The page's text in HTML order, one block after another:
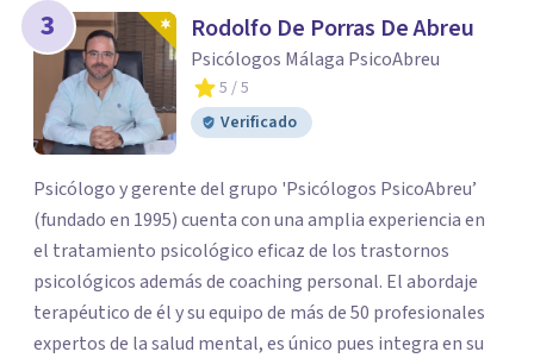
3 Rodolfo De Porras De Abreu
Psicólogos Málaga PsicoAbreu
5 / 5
Verificado
Psicólogo y gerente del grupo 'Psicólogos PsicoAbreu’
(fundado en 1995) cuenta con una amplia experiencia en
el tratamiento psicológico eficaz de los trastornos
psicológicos además de coaching personal. El abordaje
terapéutico de él y su equipo de más de 50 profesionales
expertos de la salud mental, es único pues integra en su